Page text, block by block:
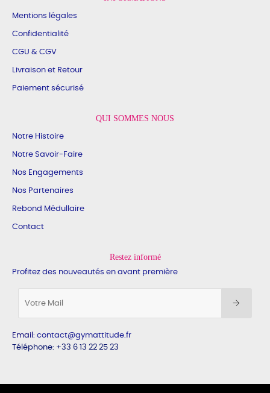
Mentions légales
Confidentialité
CGU & CGV
Livraison et Retour
Paiement sécurisé
QUI SOMMES NOUS
Notre Histoire
Notre Savoir-Faire
Nos Engagements
Nos Partenaires
Rebond Médullaire
Contact
Restez informé
Profitez des nouveautés en avant première
Email : contact@gymattitude.fr
Téléphone: +33 6 13 22 25 23